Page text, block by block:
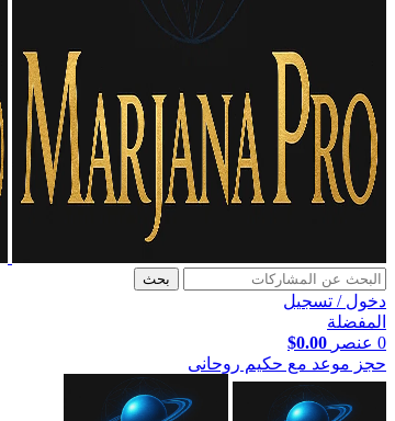
بحث
دخول / تسجيل
المفضلة
0 عنصر $0.00
حجز موعد مع حكيم روحانى